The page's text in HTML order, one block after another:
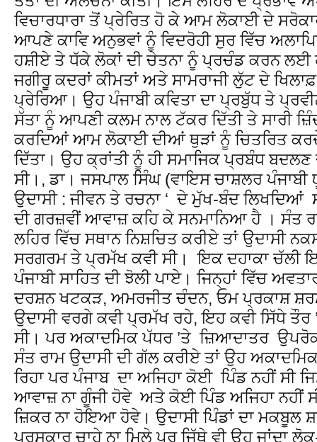
ਵਿਚਾਰਧਾਰਾ ਤੋਂ ਪ੍ਰੇਰਿਤ ਹੋ ਕੇ ਆਮ ਲੋਕਾਈ ਦੇ
ਆਪਣੇ ਕਾਵਿ ਅਨੁਭਵਾਂ ਨੂੰ ਵਿਦਰੋਹੀ ਸੁਰ ਵਿੱਚ
ਹਸ਼ੀਏ ਤੇ ਧੱਕੇ ਲੋਕਾਂ ਦੀ ਚੇਤਨਾ ਨੂੰ ਪ੍ਰਚੰਡ ਕਰਨ ਲਈ
ਜਗੀਰੂ ਕਦਰਾਂ ਕੀਮਤਾਂ ਅਤੇ ਸਾਮਰਾਜੀ ਲੁੱਟ ਦੇ
ਪ੍ਰੇਰਿਆ। ਉਹ ਪੰਜਾਬੀ ਕਵਿਤਾ ਦਾ ਪ੍ਰਬੁੱਧ ਤੇ
ਸੱਤਾ ਨੂੰ ਆਪਣੀ ਕਲਮ ਨਾਲ ਟੱਕਰ ਦਿੱਤੀ ਤੇ ਸਾਰੀ
ਕਰਦਿਆਂ ਆਮ ਲੋਕਾਈ ਦੀਆਂ ਥੁੜਾਂ ਨੂੰ ਚਿਤਰਿਤ
ਦਿੱਤਾ। ਉਹ ਕ੍ਰਾਂਤੀ ਨੂੰ ਹੀ ਸਮਾਜਿਕ ਪ੍ਰਬੰਧ
ਸੀ।, ਡਾ। ਜਸਪਾਲ ਸਿੰਘ (ਵਾਇਸ ਚਾਸ਼ਲਰ ਪੰਜਾਬੀ
ਉਦਾਸੀ : ਜੀਵਨ ਤੇ ਰਚਨਾ ‘ ਦੇ ਮੁੱਖ-ਬੰਦ ਲਿਖਦਿਆਂ
ਦੀ ਗਰਜ਼ਵੀਂ ਆਵਾਜ਼ ਕਹਿ ਕੇ ਸਨਮਾਨਿਆ ਹੈ । ਸੰਤ
ਲਹਿਰ ਵਿੱਚ ਸਥਾਨ ਨਿਸ਼ਚਿਤ ਕਰੀਏ ਤਾਂ ਉਦਾਸੀ
ਸਰਗਰਮ ਤੇ ਪ੍ਰਮੱਖ ਕਵੀ ਸੀ। ਇਕ ਦਹਾਕਾ ਚੱਲੀ
ਪੰਜਾਬੀ ਸਾਹਿਤ ਦੀ ਝੋਲੀ ਪਾਏ। ਜਿਨ੍ਹਾਂ ਵਿੱਚ
ਦਰਸ਼ਨ ਖਟਕੜ, ਅਮਰਜੀਤ ਚੰਦਨ, ਓਮ ਪ੍ਰਕਾਸ਼
ਉਦਾਸੀ ਵਰਗੇ ਕਵੀ ਪ੍ਰਮੱਖ ਰਹੇ, ਇਹ ਕਵੀ ਸਿੱਧੇ
ਸੀ। ਪਰ ਅਕਾਦਮਿਕ ਪੱਧਰ ’ਤੇ ਜ਼ਿਆਦਾਤਰ
ਸੰਤ ਰਾਮ ਉਦਾਸੀ ਦੀ ਗੱਲ ਕਰੀਏ ਤਾਂ ਉਹ
ਰਿਹਾ ਪਰ ਪੰਜਾਬ ਦਾ ਅਜਿਹਾ ਕੋਈ ਪਿੰਡ ਨਹੀਂ ਸੀ
ਆਵਾਜ਼ ਨਾ ਗੂੰਜੀ ਹੋਵੇ ਅਤੇ ਕੋਈ ਪਿੰਡ ਅਜਿਹਾ ਨਹੀਂ
ਜ਼ਿਕਰ ਨਾ ਹੋਇਆ ਹੋਵੇ। ਉਦਾਸੀ ਪਿੰਡਾਂ ਦਾ ਮਕਬੂਲ
ਪੁਰਸਕਾਰ ਚਾਹੇ ਨਾ ਮਿਲੇ ਪਰ ਜਿੱਥੇ ਵੀ ਉਹ ਜਾਂਦਾ